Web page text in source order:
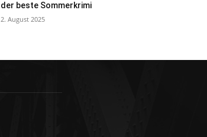
der beste Sommerkrimi
2. August 2025